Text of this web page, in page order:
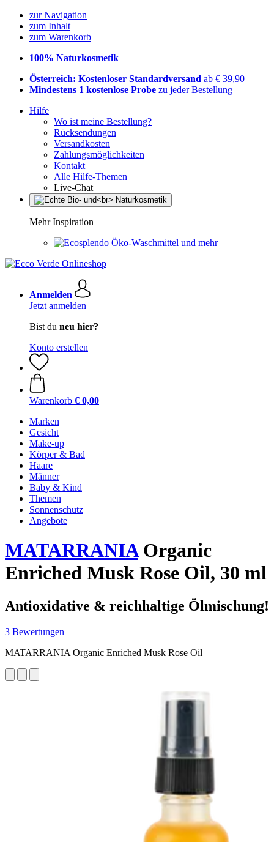
zur Navigation
zum Inhalt
zum Warenkorb
100% Naturkosmetik
Österreich: Kostenloser Standardversand ab € 39,90
Mindestens 1 kostenlose Probe zu jeder Bestellung
Hilfe
Wo ist meine Bestellung?
Rücksendungen
Versandkosten
Zahlungsmöglichkeiten
Kontakt
Alle Hilfe-Themen
Live-Chat
Mehr Inspiration
Öko-Waschmittel und mehr
Anmelden
Jetzt anmelden
Bist du neu hier?
Konto erstellen
Warenkorb € 0,00
Marken
Gesicht
Make-up
Körper & Bad
Haare
Männer
Baby & Kind
Themen
Sonnenschutz
Angebote
MATARRANIAOrganic
Enriched Musk Rose Oil, 30 ml
Antioxidative & reichhaltige Ölmischung!
3 Bewertungen
MATARRANIA Organic Enriched Musk Rose Oil